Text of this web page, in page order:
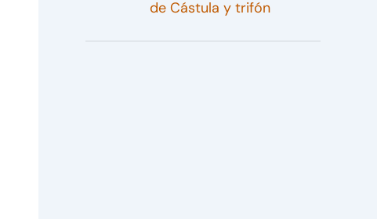
de Cástula y trifón